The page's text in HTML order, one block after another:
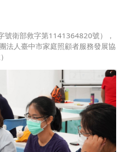
號衛部救字第1141364820號），
法人臺中市家庭照顧者服務發展協